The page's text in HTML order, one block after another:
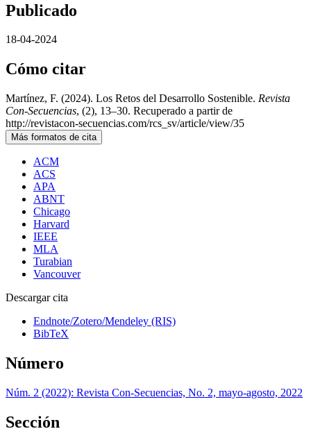
Publicado
18-04-2024
Cómo citar
Martínez, F. (2024). Los Retos del Desarrollo Sostenible. Revista
Con-Secuencias, (2), 13–30. Recuperado a partir de
http://revistacon-secuencias.com/rcs_sv/article/view/35
Más formatos de cita
ACM
ACS
APA
ABNT
Chicago
Harvard
IEEE
MLA
Turabian
Vancouver
Descargar cita
Endnote/Zotero/Mendeley (RIS)
BibTeX
Número
Núm. 2 (2022): Revista Con-Secuencias, No. 2, mayo-agosto, 2022
Sección